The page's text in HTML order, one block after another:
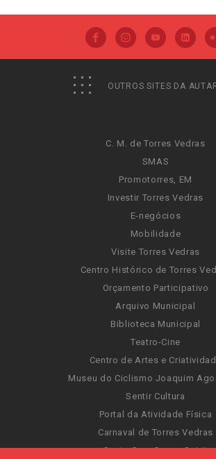
OUTROS SITES DA
C. M. de Torres Vedras
SMAS
Promotorres, EM
Investir Torres Vedras
E-negócios
Mobilidade
Visite Torres Vedras
Centro Histórico de Torres
Orçamento Participativo
Arquivo Municipal
Biblioteca Municipal
Teatro-Cine
Centro de Artes e
Museu do Ciclismo Joaquim
Sentir Cultura
Portal da Atividade Física
Carnaval de Torres Vedras
Santa Cruz Ocean Spirit